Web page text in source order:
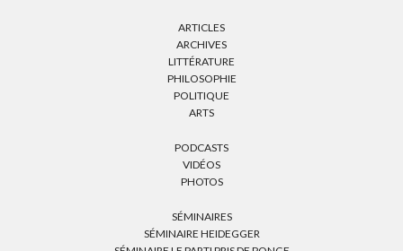
ARTICLES
ARCHIVES
LITTÉRATURE
PHILOSOPHIE
POLITIQUE
ARTS
PODCASTS
VIDÉOS
PHOTOS
SÉMINAIRES
SÉMINAIRE HEIDEGGER